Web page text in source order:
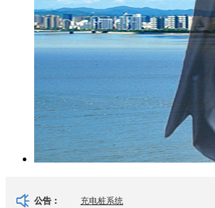
公告： 充电桩系统